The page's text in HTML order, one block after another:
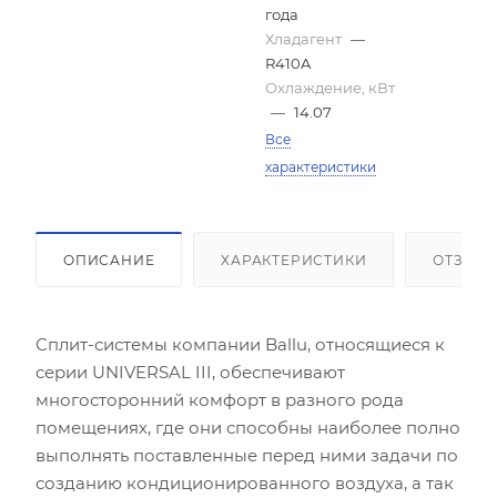
года
Хладагент —
R410A
Охлаждение, кВт
— 14.07
Все
характеристики
ОПИСАНИЕ ХАРАКТЕРИСТИКИ
Сплит-системы компании Ballu, относящиеся к
серии UNIVERSAL III, обеспечивают
многосторонний комфорт в разного рода
помещениях, где они способны наиболее полно
выполнять поставленные перед ними задачи по
созданию кондиционированного воздуха, а так